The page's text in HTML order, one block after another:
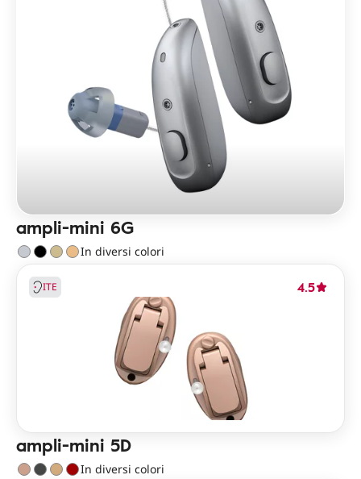
ampli-mini 6G
In diversi colori
ITE 4.5
ampli-mini 5D
In diversi colori